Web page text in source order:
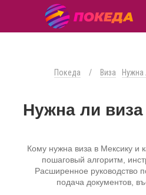
Покеда / Виза Нужна
Нужна ли
Кому нужна виза в Мексику и
пошаговый алгоритм,
Расширенное руководство
подача документов,